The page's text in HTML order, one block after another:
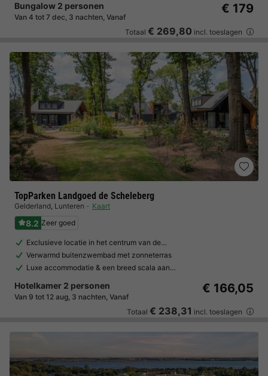
Bungalow 2 personen
Van 4 tot 7 dec, 3 nachten, Vanaf
€ 179
Totaal € 269,80 incl. toeslagen
TopParken Landgoed de Scheleberg
Gelderland, Lunteren Kaart
8.2 Zeer goed
Exclusieve locatie in het centrum van de…
Verwarmd buitenzwembad met zonneterras
Luxe accommodatie & een breed scala aan…
Hotelkamer 2 personen
Van 9 tot 12 aug, 3 nachten, Vanaf
€ 166,05
Totaal € 238,31 incl. toeslagen